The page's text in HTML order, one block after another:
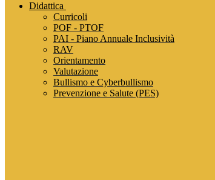
Didattica
Curricoli
POF - PTOF
PAI - Piano Annuale Inclusività
RAV
Orientamento
Valutazione
Bullismo e Cyberbullismo
Prevenzione e Salute (PES)